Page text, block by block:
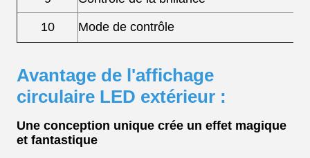
10 Mode de contrôle
Avantage de l'affichage
circulaire LED extérieur :
Une conception unique crée un effet magique
et fantastique